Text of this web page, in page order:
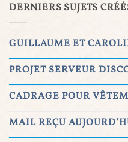
DERNIERS SUJETS
GUILLAUME ET
PROJET SERVEUR
CADRAGE POUR
MAIL REÇU